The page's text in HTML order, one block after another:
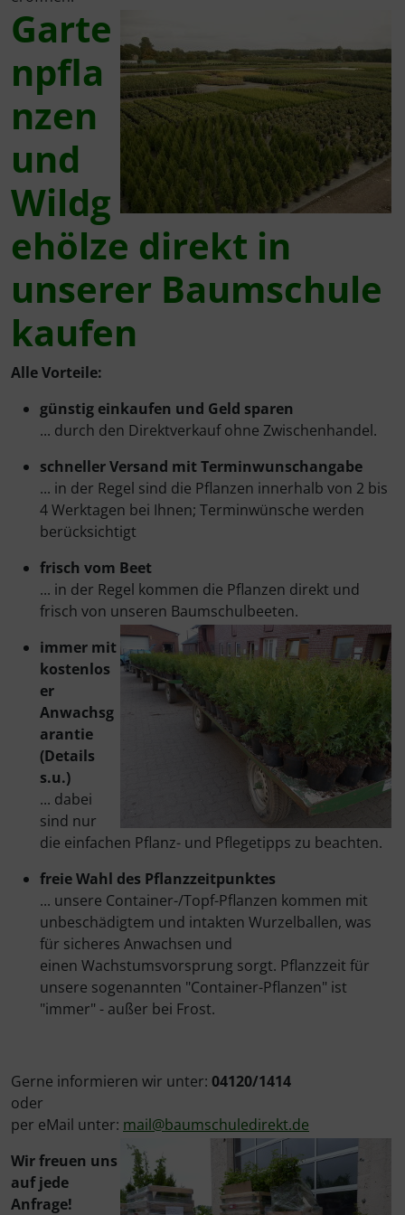
Garte
npfla
nzen
und
Wildg
ehölze direkt in
unserer Baumschule
kaufen
Alle Vorteile:
günstig einkaufen und Geld sparen
... durch den Direktverkauf ohne Zwischenhandel.
schneller Versand mit Terminwunschangabe
... in der Regel sind die Pflanzen innerhalb von 2 bis
4 Werktagen bei Ihnen; Terminwünsche werden
berücksichtigt
frisch vom Beet
... in der Regel kommen die Pflanzen direkt und
frisch von unseren Baumschulbeeten.
immer mit
kostenlos
er
Anwachsg
arantie
(Details
s.u.)
... dabei
sind nur
die einfachen Pflanz- und Pflegetipps zu beachten.
freie Wahl des Pflanzzeitpunktes
... unsere Container-/Topf-Pflanzen kommen mit
unbeschädigtem und intakten Wurzelballen, was
für sicheres Anwachsen und
einen Wachstumsvorsprung sorgt. Pflanzzeit für
unsere sogenannten "Container-Pflanzen" ist
"immer" - außer bei Frost.
Gerne informieren wir unter: 04120/1414
oder
per eMail unter: mail@baumschuledirekt.de
Wir freuen uns
auf jede
Anfrage!
Wildhecke / gemischte Hecke